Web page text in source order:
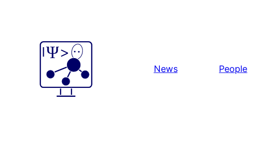
News People